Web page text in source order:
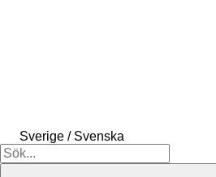
Sverige / Svenska